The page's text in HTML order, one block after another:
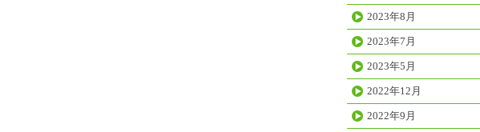
2023年8月
2023年7月
2023年5月
2022年12月
2022年9月